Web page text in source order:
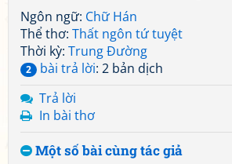
Ngôn ngữ: Chữ Hán
Thể thơ: Thất ngôn tứ tuyệt
Thời kỳ: Trung Đường
2 bài trả lời: 2 bản dịch
Trả lời
In bài thơ
Một số bài cùng tác giả